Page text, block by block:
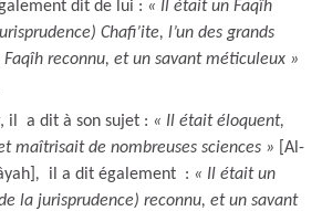
dit de lui : « Il était un Faqîh
Chafi’ite, l’un des grands
reconnu, et un savant méticuleux »
il a dit à son sujet : « Il était éloquent,
maîtrisait de nombreuses sciences » [Al-
, il a dit également : « Il était un
la jurisprudence) reconnu, et un savant